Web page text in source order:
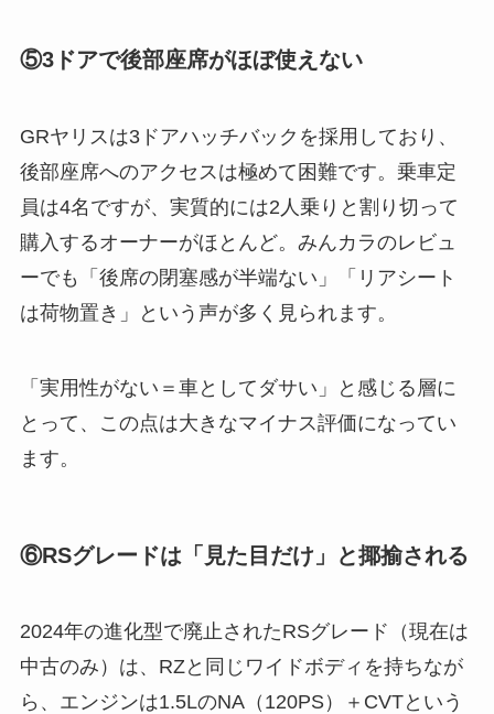
⑤3ドアで後部座席がほぼ使えない
GRヤリスは3ドアハッチバックを採用しており、
後部座席へのアクセスは極めて困難です。乗車定
員は4名ですが、実質的には2人乗りと割り切って
購入するオーナーがほとんど。みんカラのレビュ
ーでも「後席の閉塞感が半端ない」「リアシート
は荷物置き」という声が多く見られます。
「実用性がない＝車としてダサい」と感じる層に
とって、この点は大きなマイナス評価になってい
ます。
⑥RSグレードは「見た目だけ」と揶揄される
2024年の進化型で廃止されたRSグレード（現在は
中古のみ）は、RZと同じワイドボディを持ちなが
ら、エンジンは1.5LのNA（120PS）＋CVTという